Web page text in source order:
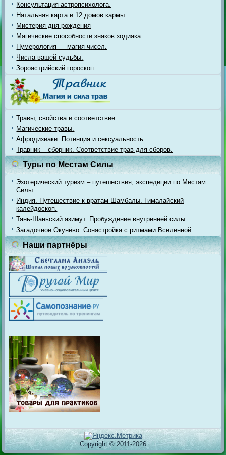
Консультация астропсихолога.
Натальная карта и 12 домов кармы
Мистерия дня рождения
Магические способности знаков зодиака
Нумерология — магия чисел.
Числа вашей судьбы.
Зороастрийский гороскоп
Травы, свойства и соответствие.
Магические травы.
Афродизиаки. Потенция и сексуальность.
Травник – сборник. Соответствие трав для сборов.
Туры по Местам Силы
Эзотерический туризм – путешествия, экспедиции по Местам
Силы.
Индия. Путешествие к вратам Шамбалы. Гималайский
калейдоскоп.
Тянь-Шаньский азимут. Пробуждение внутренней силы.
Загадочное Окунёво. Сонастройка с ритмами Вселенной.
Наши партнёры
Copyright © 2011-2026